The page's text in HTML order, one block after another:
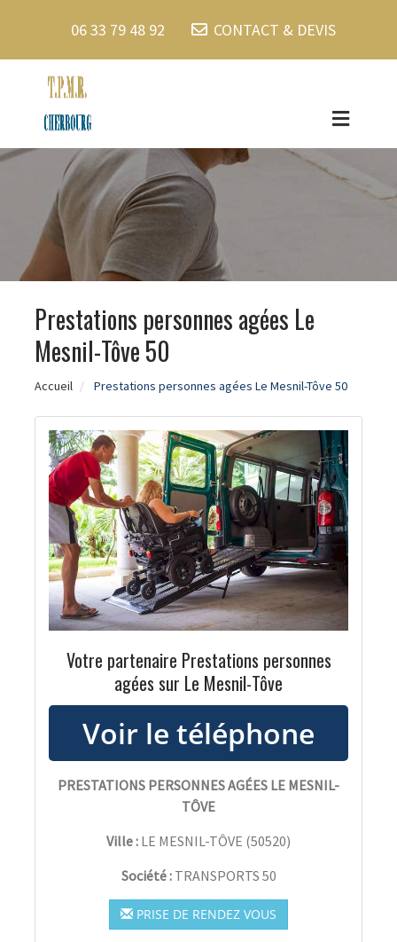
06 33 79 48 92 CONTACT & DEVIS
Prestations personnes agées Le
Mesnil-Tôve 50
Accueil Prestations personnes agées Le Mesnil-Tôve 50
Votre partenaire Prestations personnes
agées sur Le Mesnil-Tôve
PRESTATIONS PERSONNES AGÉES LE MESNIL-
TÔVE
Ville : LE MESNIL-TÔVE (50520)
Société : TRANSPORTS 50
PRISE DE RENDEZ VOUS